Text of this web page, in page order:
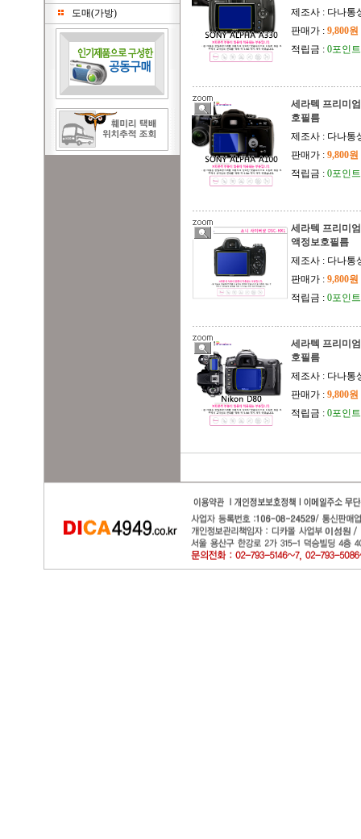
도매(가방)
제조사 : 다나통
판매가 : 9,800원
적립금 : 0포인트
세라텍 프리미
호필름
제조사 : 다나통
판매가 : 9,800원
적립금 : 0포인트
세라텍 프리미
액정보호필름
제조사 : 다나통
판매가 : 9,800원
적립금 : 0포인트
세라텍 프리미
호필름
제조사 : 다나통
판매가 : 9,800원
적립금 : 0포인트